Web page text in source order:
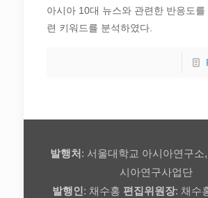
아시아 10대 뉴스와 관련한 반응도를
련 키워드를 분석하였다.
발행처 : 서울대학교 아시아연구소
시아연구사업단
발행인 : 채수홍 편집위원장: 채수